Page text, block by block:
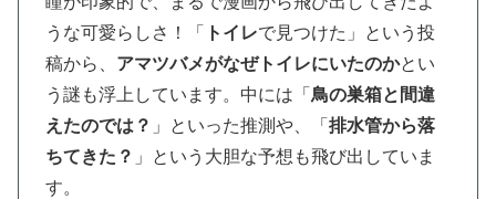
うな可愛らしさ！「
トイレで見つけた」という投
稿から、 アマツバメがなぜトイレにいたのかとい
う謎も浮上しています。中には「 鳥の巣箱と間違
えたのでは？ 」といった推測や、「 排水管から落
ちてきた？ 」という大胆な予想も飛び出していま
す。